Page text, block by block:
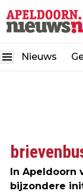
Nieuws
In Apeldoorn
bijzondere